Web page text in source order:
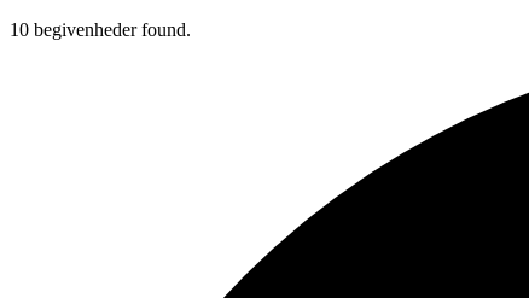
10 begivenheder found.